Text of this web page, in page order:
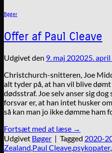
Bøger
Offer af Paul Cleave
Udgivet den 9. maj 202025.
Christchurch-snitteren, Joe
alt tyder på, at han vil blive
dødsstraf. Joe selv anser sig
forsvar er, at han intet husker
så kan man jo ikke dømme ham
Fortsæt med at læse →
Udgivet Bøger | Tagged 2020-
Zealand,Paul Cleave,psykopater,